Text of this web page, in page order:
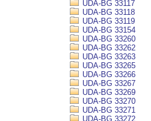
UDA-BG 33117
UDA-BG 33118
UDA-BG 33119
UDA-BG 33154
UDA-BG 33260
UDA-BG 33262
UDA-BG 33263
UDA-BG 33265
UDA-BG 33266
UDA-BG 33267
UDA-BG 33269
UDA-BG 33270
UDA-BG 33271
UDA-BG 33272